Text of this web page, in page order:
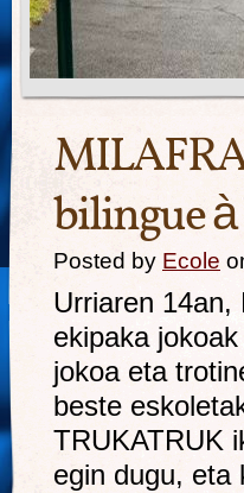
bilingue
Posted by Ecole
Urriaren 14an,
ekipaka
jokoa eta
beste
TRUKATRUK
egin dugu, eta